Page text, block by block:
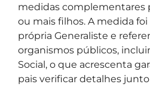
medidas complementares
ou mais filhos. A medida
própria Generaliste e
organismos públicos,
Social, o que acrescenta
pais verificar detalhes